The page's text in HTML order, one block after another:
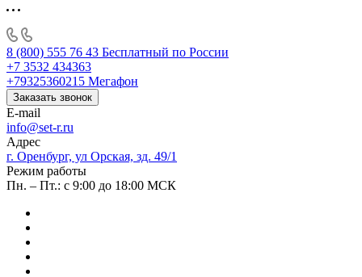
8 (800) 555 76 43 Бесплатный по России
+7 3532 434363
+79325360215 Мегафон
Заказать звонок
E-mail
info@set-r.ru
Адрес
г. Оренбург, ул Орская, зд. 49/1
Режим работы
Пн. – Пт.: с 9:00 до 18:00 МСК